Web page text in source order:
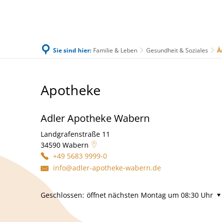
Familie & Leben Bürgerservice &
Sie sind hier: Familie & Leben Gesundheit & Soziales
Ärztliche
Apotheke
Apotheke
Adler Apotheke Wabern
Landgrafenstraße 11
34590 Wabern
+49 5683 9999-0
info@adler-apotheke-wabern.de
Klicken, um weitere Öffnungs- oder Schließzeiten
Geschlossen: öffnet nächsten Montag um 08:30 Uhr